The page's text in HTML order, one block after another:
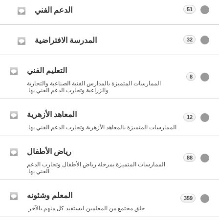
الدعم الفني 51
المدرسة الافتراضية 32
التعليم الفني
الممارسات المتميزة بالمدارس الفنية الصناعية والتجارية
والزراعية وتجارب الدعم الفني بها.
8
المعاهد الأزهرية
الممارسات المتميزة بالمعاهد الأزهرية وتجارب الدعم الفني بها.
12
رياض الأطفال
الممارسات المتميزة بمرحلة رياض الأطفال وتجارب الدعم
الفني بها.
88
المعلم وشئونه
خلق مجتمع من المعلمين ليستفيد كل منهم بالآخر.
359